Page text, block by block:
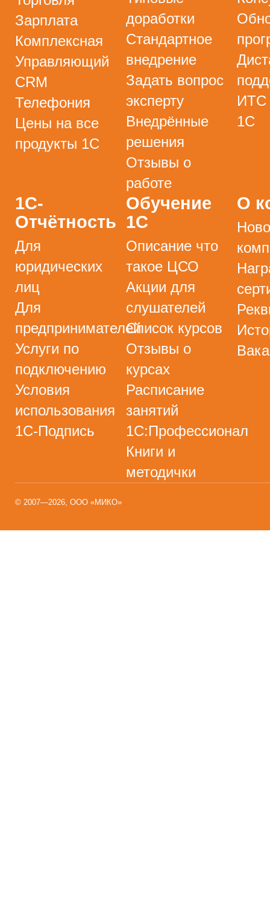
Зарплата
Комплексная
Управляющий
CRM
Телефония
Цены на все
продукты 1С
доработки
Стандартное
внедрение
Задать вопрос
эксперту
Внедрённые
решения
Отзывы о
работе
ИТС
1С
1С-
Отчётность
Для
юридических
лиц
Для
предпринимателей
Услуги по
подключению
Условия
использования
1С-Подпись
Обучение
1С
Описание что
такое ЦСО
Акции для
слушателей
Список курсов
Отзывы о
курсах
Расписание
занятий
1С:Профессионал
Книги и
методички
О
© 2007—2026, ООО «МИКО»